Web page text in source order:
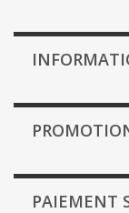
PAIEMENT